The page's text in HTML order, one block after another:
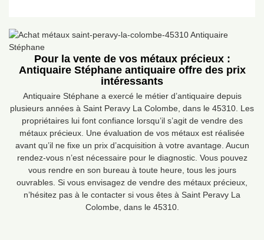
Pour la vente de vos métaux précieux :
Antiquaire Stéphane antiquaire offre des prix
intéressants
Antiquaire Stéphane a exercé le métier d’antiquaire depuis
plusieurs années à Saint Peravy La Colombe, dans le 45310. Les
propriétaires lui font confiance lorsqu’il s’agit de vendre des
métaux précieux. Une évaluation de vos métaux est réalisée
avant qu’il ne fixe un prix d’acquisition à votre avantage. Aucun
rendez-vous n’est nécessaire pour le diagnostic. Vous pouvez
vous rendre en son bureau à toute heure, tous les jours
ouvrables. Si vous envisagez de vendre des métaux précieux,
n’hésitez pas à le contacter si vous êtes à Saint Peravy La
Colombe, dans le 45310.